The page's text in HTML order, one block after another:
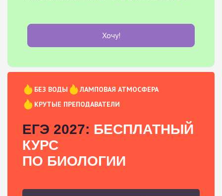
Хочу!
БЕЗ ВОДЫ
ЛАМПОВАЯ АТМОСФЕРА
КРУТЫЕ ПРЕПОДАВАТЕЛИ
ЕГЭ 2027: БЕСПЛАТНЫЙ
КУРС
ПО БИОЛОГИИ